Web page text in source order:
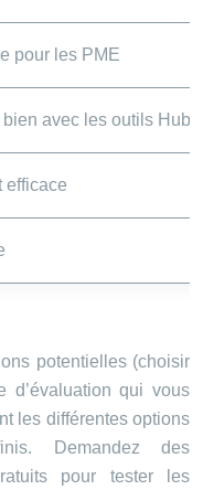
pour les PME
bien avec les outils
efficace
potentielles (choisir
d’évaluation qui vous
les différentes options
Demandez des
pour tester les